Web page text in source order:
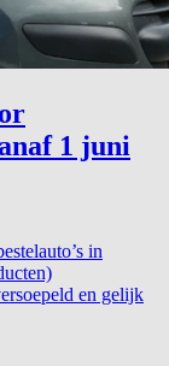
1 juni
in
en gelijk